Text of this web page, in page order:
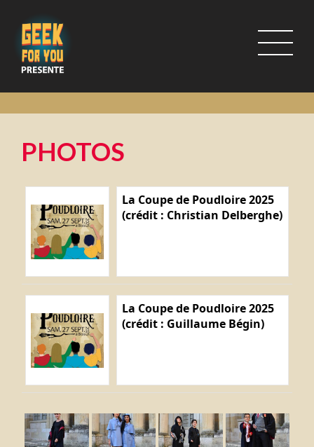
PHOTOS
La Coupe de Poudloire 2025
(crédit : Christian Delberghe)
La Coupe de Poudloire 2025
(crédit : Guillaume Bégin)